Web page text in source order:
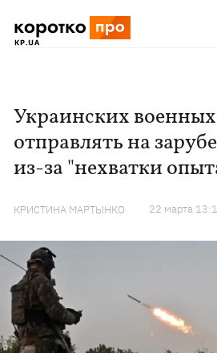
Украинских
отправлять на
из-за "нехватки
КРИСТИНА МАРТЫНКО 22 марта